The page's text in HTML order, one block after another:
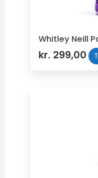
Whitley Neill
kr. 299,00